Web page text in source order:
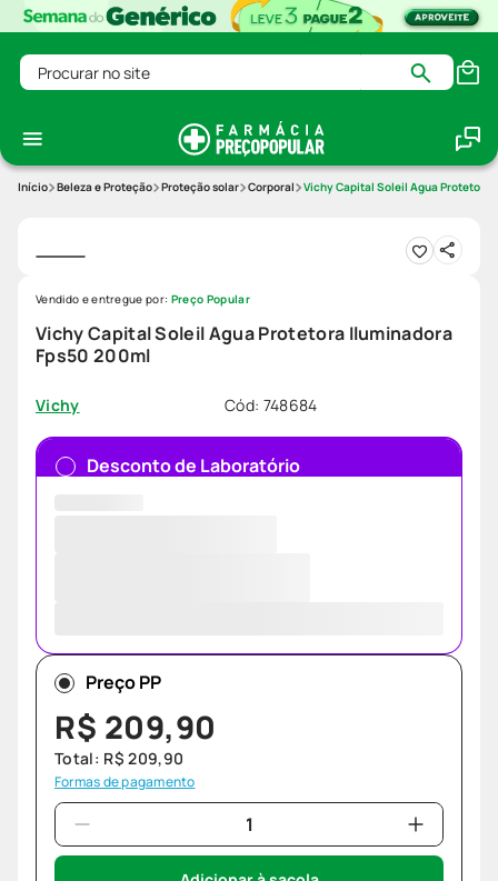
Procurar no site
Beleza e Proteção Proteção solar Corporal Vichy Capital Soleil Agua Protetora
Vichy Capital Soleil Agua Protetora Iluminadora
Fps50 200ml
Vichy Cód: 748684
Vendido e entregue por: Preço Popular
Desconto de Laboratório
Preço PP
R$ 209,90
Total: R$ 209,90
Formas de pagamento